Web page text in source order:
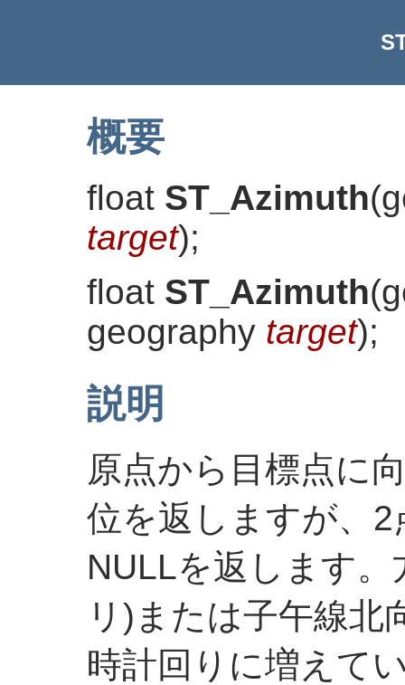
概要
float ST_Azimuth(
target);
float ST_Azimuth(
geography target);
説明
原点から目標点に
位を返しますが、
NULLを返します
リ)または子午線北
時計回りに増えて